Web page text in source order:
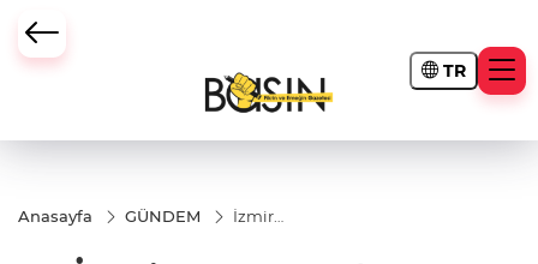
TR
Anasayfa GÜNDEM
İzmir